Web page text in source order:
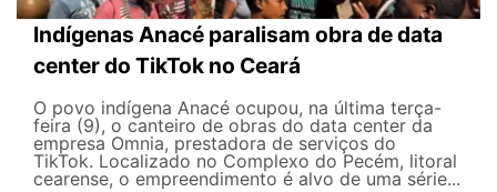
Indígenas Anacé paralisam obra de data
center do TikTok no Ceará
O povo indígena Anacé ocupou, na última terça-
feira (9), o canteiro de obras do data center da
empresa Omnia, prestadora de serviços do
TikTok. Localizado no Complexo do Pecém, litoral
cearense, o empreendimento é alvo de uma série...